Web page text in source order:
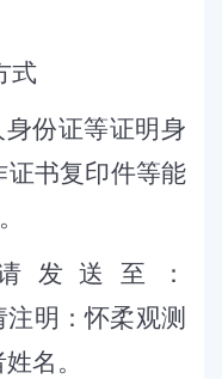
式
份证等证明身
证书复印件等能
发送至：
注明：怀柔观测
名。